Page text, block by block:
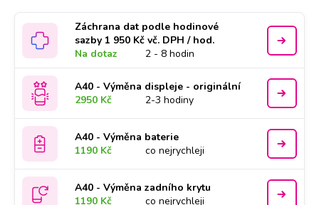
Záchrana dat podle hodinové
sazby 1 950 Kč vč. DPH / hod.
Na dotaz
2 - 8 hodin
A40 - Výměna displeje - originální
2950 Kč
2-3 hodiny
A40 - Výměna baterie
1190 Kč
co nejrychleji
A40 - Výměna zadního krytu
1190 Kč
co nejrychleji